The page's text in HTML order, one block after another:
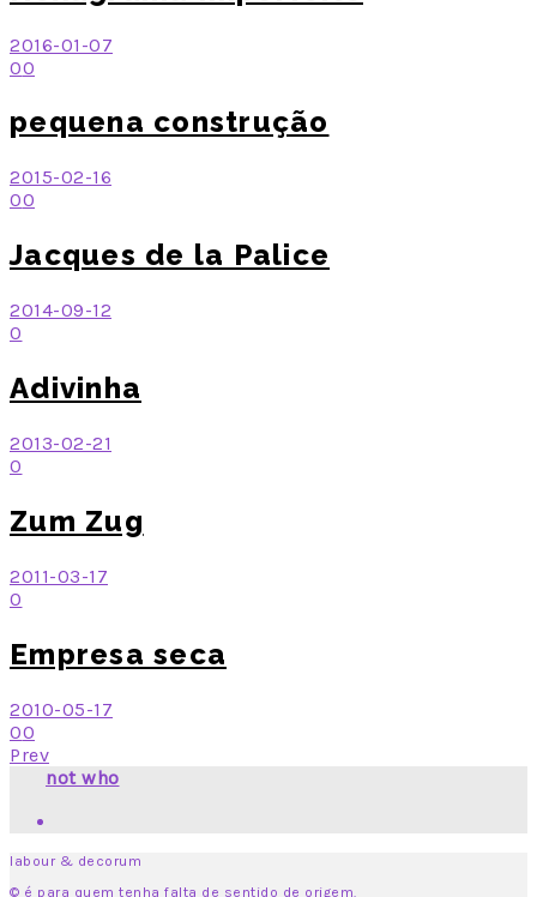
2016-01-07
00
pequena construção
2015-02-16
00
Jacques de la Palice
2014-09-12
0
Adivinha
2013-02-21
0
Zum Zug
2011-03-17
0
Empresa seca
2010-05-17
00
Prev
not who
labour & decorum
© é para quem tenha falta de sentido de origem.